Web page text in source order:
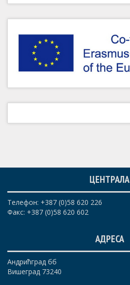
ЦЕНТРАЛА
Телефон: +387 (0)58 620 226
Факс: +387 (0)58 620 602
АДРЕСА
Андрићград бб
Вишеград 73240